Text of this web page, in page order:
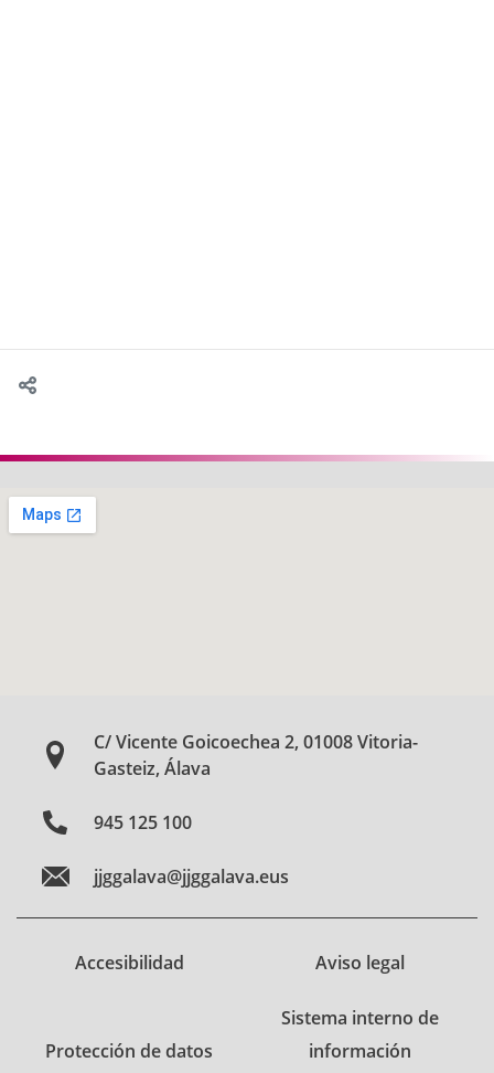
C/ Vicente Goicoechea 2, 01008 Vitoria-
Gasteiz, Álava
945 125 100
jjggalava@jjggalava.eus
Accesibilidad Aviso legal
Protección de datos
Sistema interno de
información